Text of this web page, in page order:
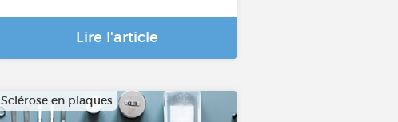
Lire l'article
Sclérose en plaques